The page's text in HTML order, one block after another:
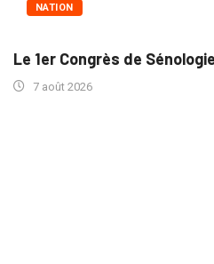
NATION
Le 1er Congrès de
7 août 2026